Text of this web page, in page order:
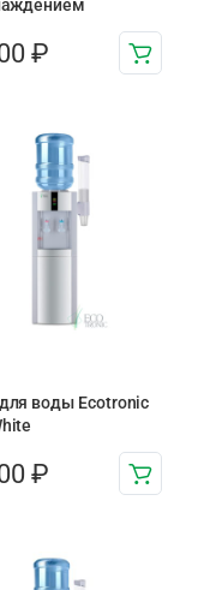
₽
воды Ecotronic
₽